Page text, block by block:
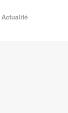
Actualité